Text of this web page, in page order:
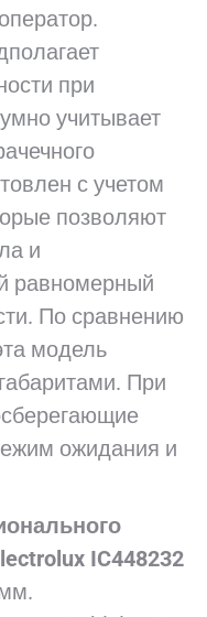
при
учитывает
с учетом
позволяют
и
равномерный
По сравнению
модель
При
ожидания и
IC448232